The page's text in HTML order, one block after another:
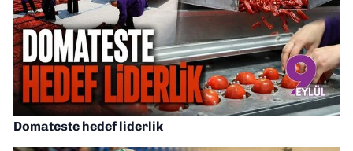
Domateste hedef liderlik